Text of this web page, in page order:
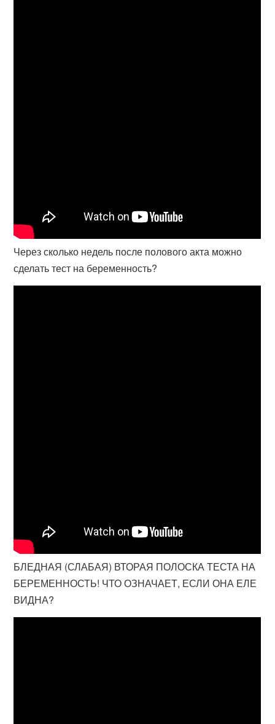
Через сколько недель после полового акта можно
сделать тест на беременность?
БЛЕДНАЯ (СЛАБАЯ) ВТОРАЯ ПОЛОСКА ТЕСТА НА
БЕРЕМЕННОСТЬ! ЧТО ОЗНАЧАЕТ, ЕСЛИ ОНА ЕЛЕ
ВИДНА?